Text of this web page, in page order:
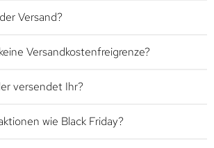
Versand?
Versandkostenfreigrenze?
versendet Ihr?
wie Black Friday?